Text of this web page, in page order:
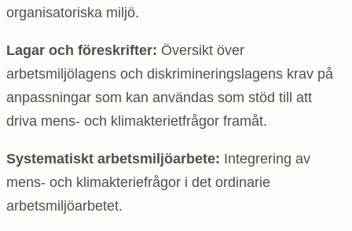
organisatoriska miljö.
Lagar och föreskrifter: Översikt över
arbetsmiljölagens och diskrimineringslagens krav på
anpassningar som kan användas som stöd till att
driva mens- och klimakterietfrågor framåt.
Systematiskt arbetsmiljöarbete: Integrering av
mens- och klimakteriefrågor i det ordinarie
arbetsmiljöarbetet.